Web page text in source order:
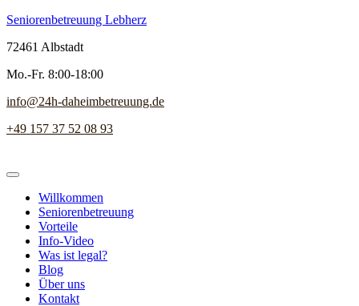
Seniorenbetreuung Lebherz
72461 Albstadt
Mo.-Fr. 8:00-18:00
info@24h-daheimbetreuung.de
+49 157 37 52 08 93
Willkommen
Seniorenbetreuung
Vorteile
Info-Video
Was ist legal?
Blog
Über uns
Kontakt